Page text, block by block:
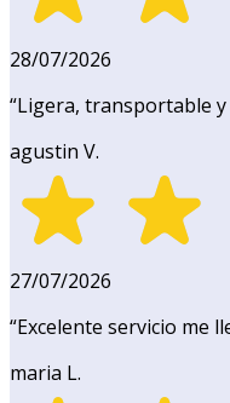
28/07/2026
“Ligera, transportable
agustin V.
27/07/2026
“Excelente servicio me
maria L.